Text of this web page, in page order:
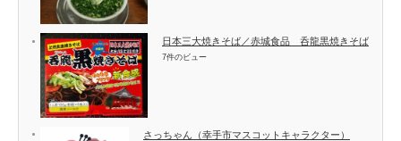
日本三大焼きそば／赤城食品 呑龍黒焼きそば
7件のビュー
さっちゃん（幸手市マスコットキャラクター）